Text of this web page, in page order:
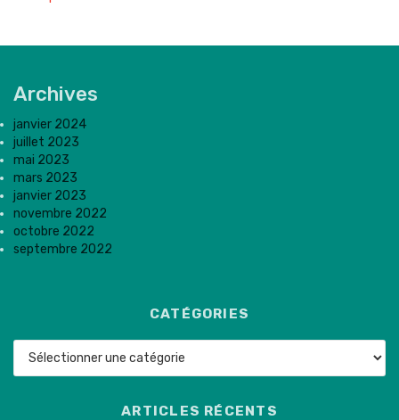
Archives
janvier 2024
juillet 2023
mai 2023
mars 2023
janvier 2023
novembre 2022
octobre 2022
septembre 2022
CATÉGORIES
ARTICLES RÉCENTS